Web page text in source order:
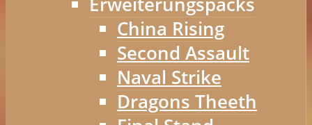
China Rising
Second Assault
Naval Strike
Dragons Theeth